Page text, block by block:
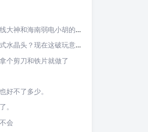
频，他们做这些的熟练程度，是不是也是建立在这些翻车之上的....
？现在这破玩意变得这么复杂了？
个剪刀和铁片就做了
好不了多少。
。
会